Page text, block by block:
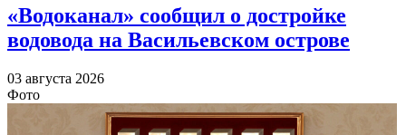
«Водоканал» сообщил о достройке
водовода на Васильевском острове
03 августа 2026
Фото